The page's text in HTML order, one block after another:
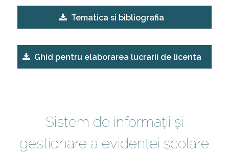
Tematica si bibliografia
Ghid pentru elaborarea lucrarii de licenta
Sistem de informații și
gestionare a evidenței școlare